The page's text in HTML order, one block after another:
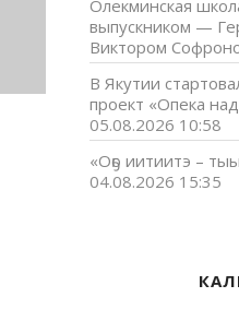
Олекминская
выпускником —
Виктором
В Якутии
проект «Опека
05.08.2026 10:58
«Оҕо иитиитэ –
04.08.2026 15:35